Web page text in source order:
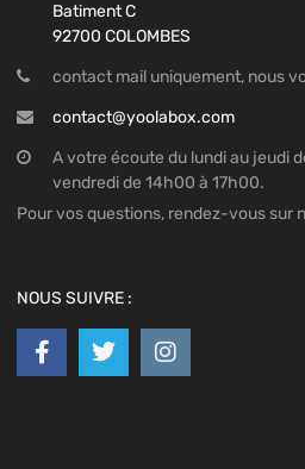
Batiment C
92700 COLOMBES
contact mail uniquement, nous
contact@yoolabox.com
A votre écoute du lundi au jeudi
vendredi de 14h00 à 17h00.
Pour vos questions, rendez-vous sur
NOUS SUIVRE :